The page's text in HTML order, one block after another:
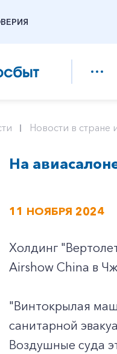
Новости в стране
На
11 НОЯБРЯ 2024
Холдинг
Airshow China в
"Винтокрылая
санитарной
Воздушные суда